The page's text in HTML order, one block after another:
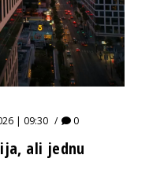
| 09:30 0
ali jednu